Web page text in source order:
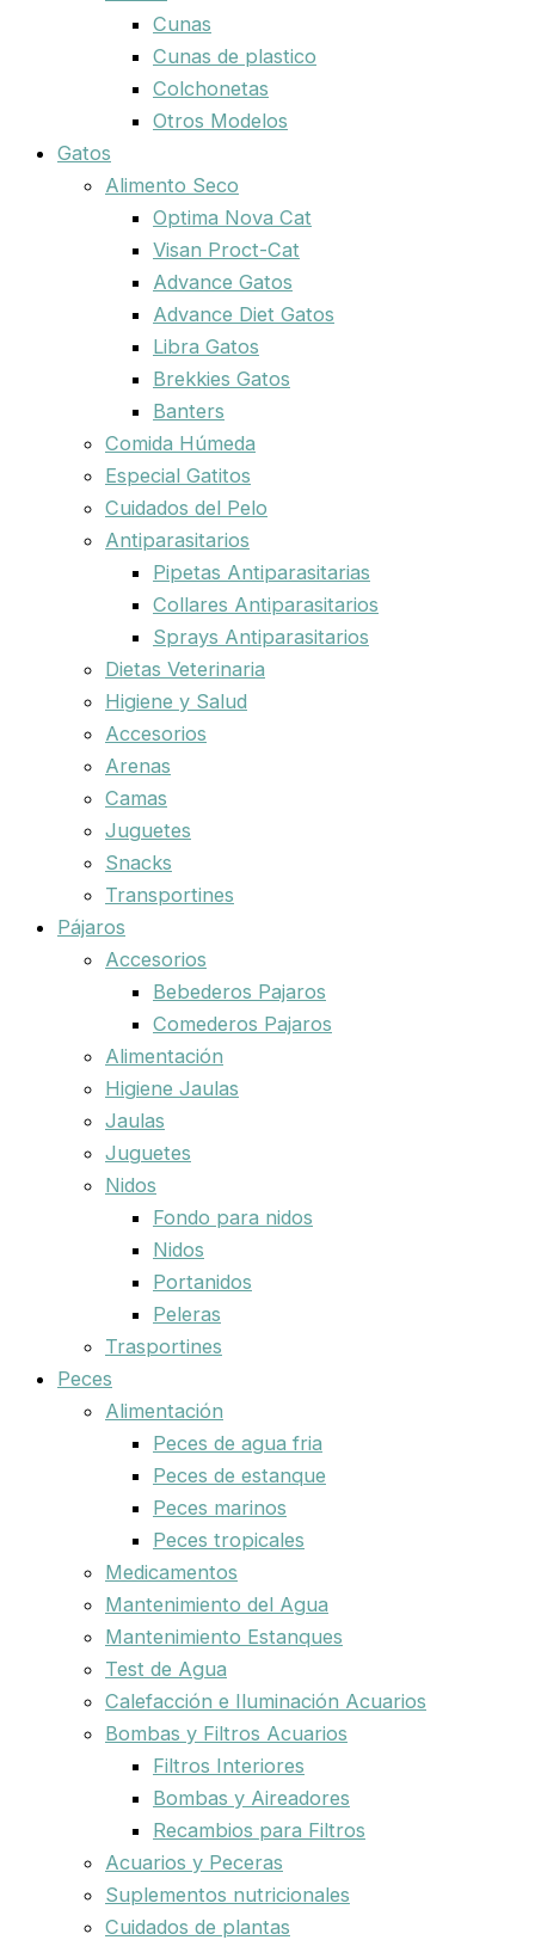
Cunas
Cunas de plastico
Colchonetas
Otros Modelos
Gatos
Alimento Seco
Optima Nova Cat
Visan Proct-Cat
Advance Gatos
Advance Diet Gatos
Libra Gatos
Brekkies Gatos
Banters
Comida Húmeda
Especial Gatitos
Cuidados del Pelo
Antiparasitarios
Pipetas Antiparasitarias
Collares Antiparasitarios
Sprays Antiparasitarios
Dietas Veterinaria
Higiene y Salud
Accesorios
Arenas
Camas
Juguetes
Snacks
Transportines
Pájaros
Accesorios
Bebederos Pajaros
Comederos Pajaros
Alimentación
Higiene Jaulas
Jaulas
Juguetes
Nidos
Fondo para nidos
Nidos
Portanidos
Peleras
Trasportines
Peces
Alimentación
Peces de agua fria
Peces de estanque
Peces marinos
Peces tropicales
Medicamentos
Mantenimiento del Agua
Mantenimiento Estanques
Test de Agua
Calefacción e Iluminación Acuarios
Bombas y Filtros Acuarios
Filtros Interiores
Bombas y Aireadores
Recambios para Filtros
Acuarios y Peceras
Suplementos nutricionales
Cuidados de plantas